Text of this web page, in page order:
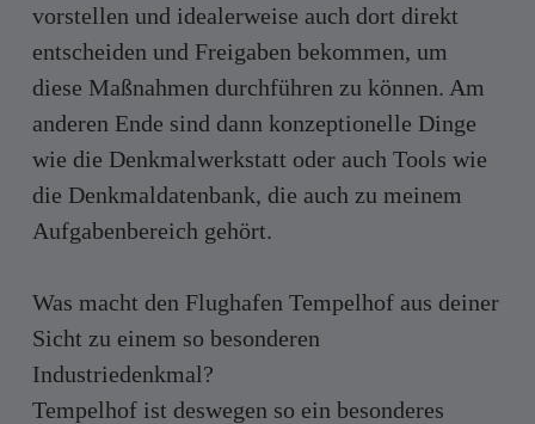
vorstellen und idealerweise auch dort direkt
entscheiden und Freigaben bekommen, um
diese Maßnahmen durchführen zu können. Am
anderen Ende sind dann konzeptionelle Dinge
wie die Denkmalwerkstatt oder auch Tools wie
die Denkmaldatenbank, die auch zu meinem
Aufgabenbereich gehört.
Was macht den Flughafen Tempelhof aus deiner
Sicht zu einem so besonderen
Industriedenkmal?
Tempelhof ist deswegen so ein besonderes